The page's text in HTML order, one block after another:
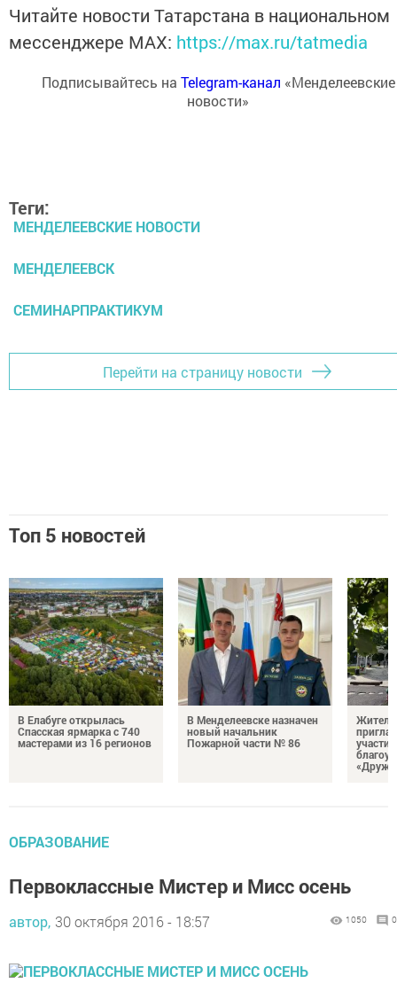
Читайте новости Татарстана в национальном
мессенджере MАХ: https://max.ru/tatmedia
Подписывайтесь на Telegram-канал «Менделеевские
новости»
Теги:
МЕНДЕЛЕЕВСКИЕ НОВОСТИ
МЕНДЕЛЕЕВСК
СЕМИНАРПРАКТИКУМ
Перейти на страницу новости
Топ 5 новостей
В Елабуге открылась
Спасская ярмарка с 740
мастерами из 16 регионов
В Менделеевске назначен
новый начальник
Пожарной части № 86
ОБРАЗОВАНИЕ
Первоклассные Мистер и Мисс осень
автор, 30 октября 2016 - 18:57 1050 0